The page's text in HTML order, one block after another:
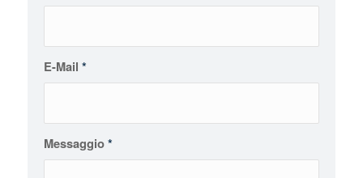
E-Mail *
Messaggio*